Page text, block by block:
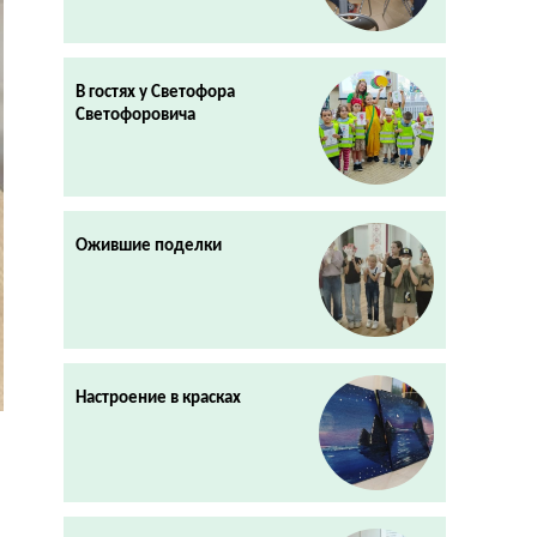
В гостях у Светофора
Светофоровича
Ожившие поделки
Настроение в красках